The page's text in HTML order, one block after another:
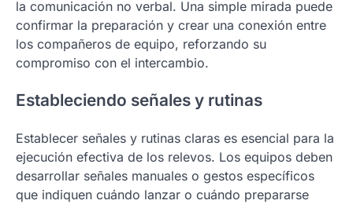
la comunicación no verbal. Una simple mirada puede
confirmar la preparación y crear una conexión entre
los compañeros de equipo, reforzando su
compromiso con el intercambio.
Estableciendo señales y rutinas
Establecer señales y rutinas claras es esencial para la
ejecución efectiva de los relevos. Los equipos deben
desarrollar señales manuales o gestos específicos
que indiquen cuándo lanzar o cuándo prepararse